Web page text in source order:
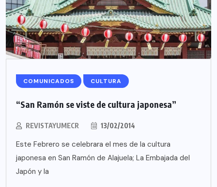
COMUNICADOS CULTURA
“San Ramón se viste de cultura japonesa”
REVISTAYUMECR 13/02/2014
Este Febrero se celebrara el mes de la cultura
japonesa en San Ramón de Alajuela; La Embajada del
Japón y la